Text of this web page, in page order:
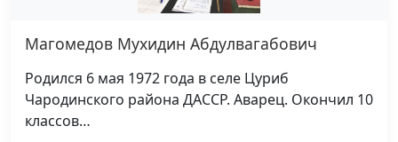
Магомедов Мухидин Абдулвагабович
Родился 6 мая 1972 года в селе Цуриб
Чародинского района ДАССР. Аварец. Окончил 10
классов…